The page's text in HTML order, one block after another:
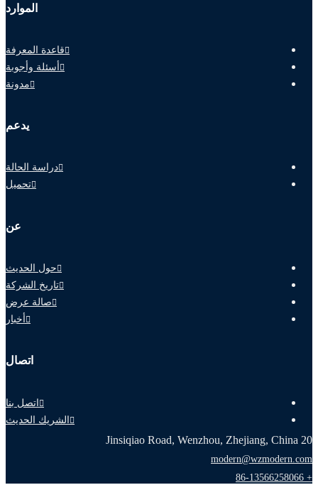
الموارد
قاعدة المعرفة
أسئلة وأجوبة
مدونة
يدعم
دراسة الحالة
تحميل
عن
حول الحديث
تاريخ الشركة
صالة عرض
أخبار
اتصال
اتصل بنا
الشريك الحديث
20 Jinsiqiao Road, Wenzhou, Zhejiang, China
modern@wzmodern.com
+ 86-13566258066